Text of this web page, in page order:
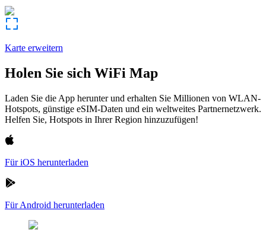
Karte erweitern
Holen Sie sich WiFi Map
Laden Sie die App herunter und erhalten Sie Millionen von WLAN-
Hotspots, günstige eSIM-Daten und ein weltweites Partnernetzwerk.
Helfen Sie, Hotspots in Ihrer Region hinzuzufügen!
Für iOS herunterladen
Für Android herunterladen